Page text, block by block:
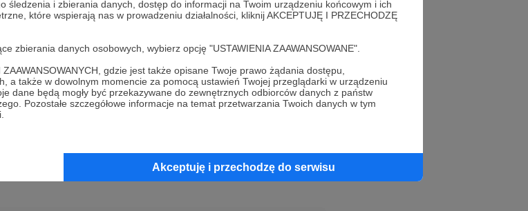
śledzenia i zbierania danych, dostęp do informacji na Twoim urządzeniu końcowym i ich
które wspierają nas w prowadzeniu działalności, kliknij AKCEPTUJĘ I PRZECHODZĘ
zbierania danych osobowych, wybierz opcję "USTAWIENIA ZAAWANSOWANE".
gdzie jest także opisane Twoje prawo żądania dostępu,
a także w dowolnym momencie za pomocą ustawień Twojej przeglądarki w urządzeniu
dane będą mogły być przekazywane do zewnętrznych odbiorców danych z państw
Pozostałe szczegółowe informacje na temat przetwarzania Twoich danych w tym
Akceptuję i przechodzę do serwisu
o nadchodzącej rywalizacji wielkich mocarstw w
wydanej w 2018 roku, i „Przeszłość jest